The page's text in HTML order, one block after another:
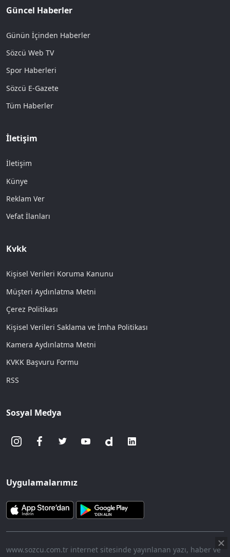
Güncel Haberler
Günün İçinden Haberler
Sözcü Web TV
Spor Haberleri
Sözcü E-Gazete
Tüm Haberler
İletişim
İletişim
Künye
Reklam Ver
Vefat İlanları
Kvkk
Kişisel Verileri Koruma Kanunu
Müşteri Aydınlatma Metni
Çerez Politikası
Kişisel Verileri Saklama ve İmha Politikası
Kamera Aydınlatma Metni
KVKK Başvuru Formu
RSS
Sosyal Medya
Uygulamalarımız
www.sozcu.com.tr internet sitesinde yayınlanan yazı, haber ve